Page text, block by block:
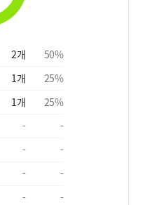
2개 50%
1개 25%
1개 25%
-
-
-
-
-
-
- -